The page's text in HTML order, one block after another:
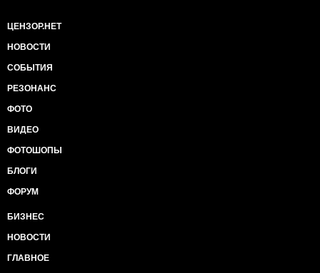
ЦЕНЗОР.НЕТ
НОВОСТИ
СОБЫТИЯ
РЕЗОНАНС
ФОТО
ВИДЕО
ФОТОШОПЫ
БЛОГИ
ФОРУМ
БИЗНЕС
НОВОСТИ
ГЛАВНОЕ